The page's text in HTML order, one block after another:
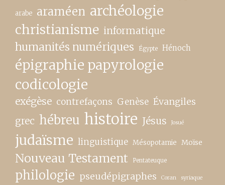
arabe araméen archéologie
christianisme informatique
humanités numériques Égypte Hénoch
épigraphie papyrologie
codicologie
exégèse contrefaçons Genèse Évangiles
grec hébreu histoire Jésus Josué
judaïsme linguistique Mésopotamie Moïse
Nouveau Testament Pentateuque
philologie pseudépigraphes Coran syriaque